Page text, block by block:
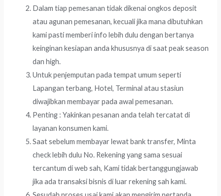
Dalam tiap pemesanan tidak dikenai ongkos deposit
atau agunan pemesanan, kecuali jika mana dibutuhkan
kami pasti memberi info lebih dulu dengan bertanya
keinginan kesiapan anda khususnya di saat peak season
dan high.
Untuk penjemputan pada tempat umum seperti
Lapangan terbang, Hotel, Terminal atau stasiun
diwajibkan membayar pada awal pemesanan.
Penting : Yakinkan pesanan anda telah tercatat di
layanan konsumen kami.
Saat sebelum membayar lewat bank transfer, Minta
check lebih dulu No. Rekening yang sama sesuai
tercantum di web sah, Kami tidak bertanggungjawab
jika ada transaksi bisnis di luar rekening sah kami.